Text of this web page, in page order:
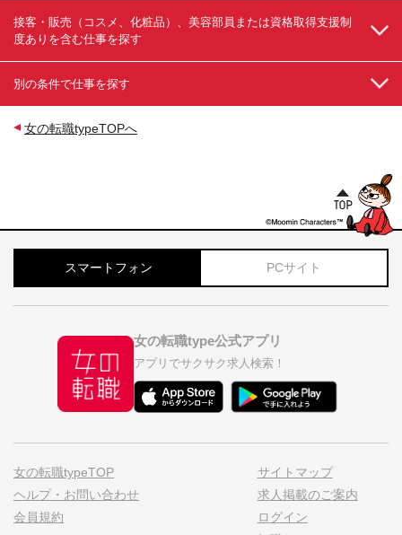
接客・販売（コスメ、化粧品）、美容部員または資格取得支援制
度ありを含む仕事を探す
別の条件で仕事を探す
女の転職typeTOPへ
スマートフォン PCサイト
女の転職type公式アプリ
アプリでサクサク求人検索！
女の転職typeTOP
ヘルプ・お問い合わせ
会員規約
サイトマップ
求人掲載のご案内
ログイン